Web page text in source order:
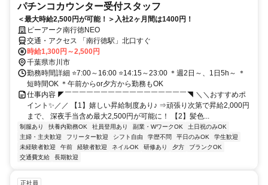
パチンコカウンター受付スタッフ
＜最大時給2,500円が可能！＞入社2ヶ月間は1400円！
ピーアーク南行徳NEO
交通・アクセス 「南行徳駅」北口すぐ
時給1,300円～2,500円
千葉県市川市
勤務時間詳細 ⭐7:00～16:00 ⭐14:15～23:00 ＊週2日～、1日5h～ ＊
短時間OK ＊午前からor夕方から勤務もOK
仕事内容 ◤￣￣￣￣￣￣￣￣￣￣￣￣￣￣￣￣￣◥ ＼＼おすすめポ
イント✨／／ 【1】嬉しい昇給制度あり♪ ⇒頑張り次第で昇給2,000円
まで、 深夜手当含め最大2,500円が可能に！ 【2】髪色...
制服あり 扶養内勤務OK 社員登用あり 副業・WワークOK
土日祝のみOK
主婦・主夫歓迎
フリーター歓迎 シフト自由 学歴不問 平日のみOK
学生歓迎
未経験者歓迎
午前 経験者歓迎 ネイルOK 研修あり 夕方
ブランクOK
交通費支給
長期歓迎
正社員